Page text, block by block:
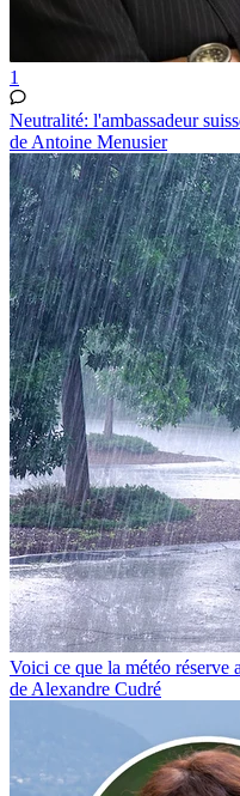
1
Neutralité: l'ambassadeur
de Antoine Menusier
Voici ce que la météo réserve
de Alexandre Cudré